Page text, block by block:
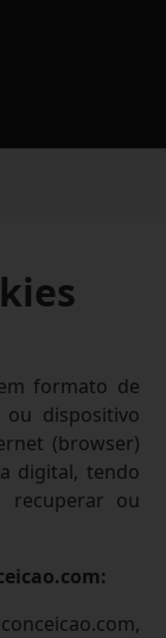
formato de
dispositivo
(browser)
digital, tendo
recuperar ou